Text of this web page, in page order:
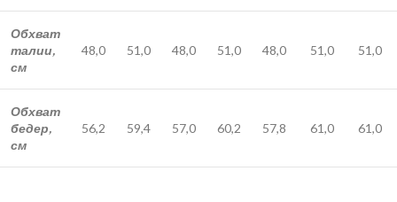
Обхват
талии,
см
48,0 51,0 48,0 51,0 48,0 51,0 51,0
Обхват
бедер,
см
56,2 59,4 57,0 60,2 57,8 61,0 61,0